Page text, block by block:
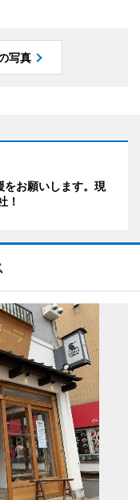
写真
をお願いします。現
！